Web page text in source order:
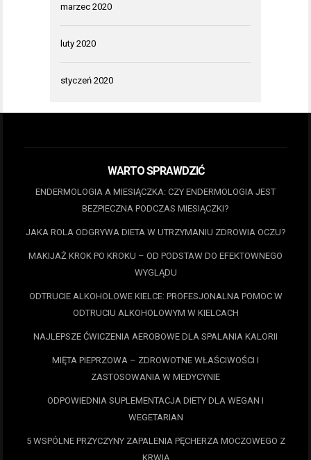
marzec 2020
luty 2020
styczeń 2020
WARTO SPRAWDZIĆ
ENDERMOLOGIA A MIESIĄCZKA: CZY ENDERMOLOGIA JEST
BEZPIECZNA PODCZAS MIESIĄCZKI?
JAKA ROLA ODGRYWA DIETA W UTRZYMANIU ZDROWIA OCZU?
MAKIJAŻ KROK PO KROKU – OD PODSTAW DO EFEKTOWNEGO
WYGLĄDU
ODTRUCIE ALKOHOLOWE KIELCE: PROFESJONALNA POMOC W
ODTRUCIU ALKOHOLOWYM W KIELCACH
NAJLEPSZE ĆWICZENIA AEROBOWE DLA SPALANIA KALORII
MIĘTA PIEPRZOWA – ZDROWOTNE WŁAŚCIWOŚCI I
ZASTOSOWANIA W MEDYCYNIE
ODPOWIEDNIA SUPLEMENTACJA DIETY DLA WEGAN I
WEGETARIAN
5 WSPÓLNE PRZYCZYNY ZAPALENIA PĘCHERZA MOCZOWEGO Z
KRWIĄ